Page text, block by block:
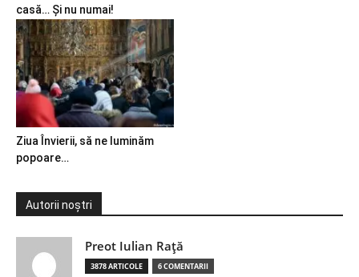
casă… Și nu numai!
Ziua Învierii, să ne luminăm
popoare…
Autorii noștri
Preot Iulian Raţă
3878 ARTICOLE 6 COMENTARII